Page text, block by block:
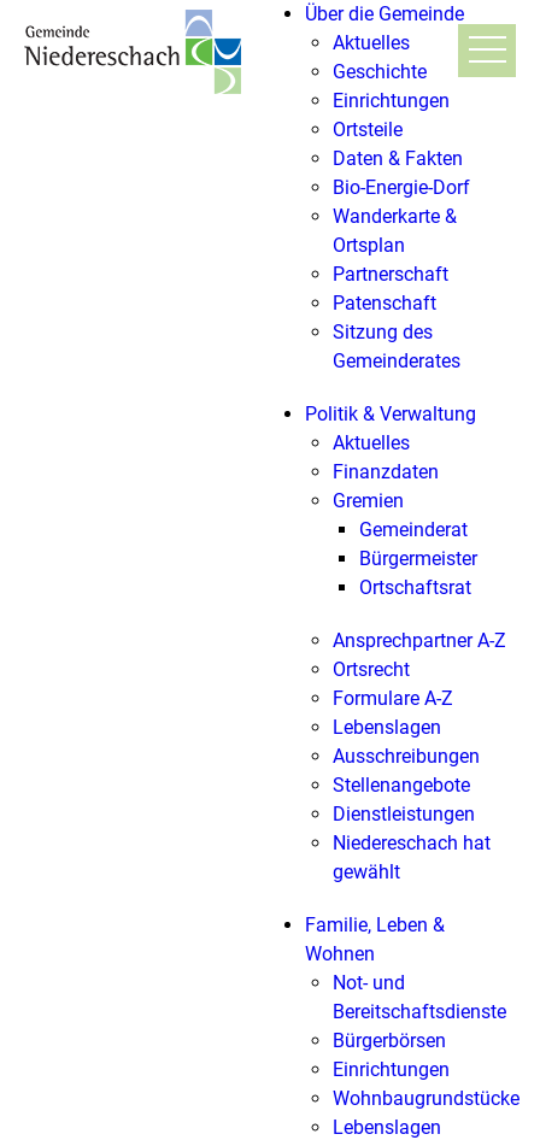
Über die Gemeinde
Aktuelles
Geschichte
Einrichtungen
Ortsteile
Daten & Fakten
Bio-Energie-Dorf
Wanderkarte &
Ortsplan
Partnerschaft
Patenschaft
Sitzung des
Gemeinderates
Politik & Verwaltung
Aktuelles
Finanzdaten
Gremien
Gemeinderat
Bürgermeister
Ortschaftsrat
Ansprechpartner A-Z
Ortsrecht
Formulare A-Z
Lebenslagen
Ausschreibungen
Stellenangebote
Dienstleistungen
Niedereschach hat
gewählt
Familie, Leben &
Wohnen
Not- und
Bereitschaftsdienste
Bürgerbörsen
Einrichtungen
Wohnbaugrundstücke
Lebenslagen